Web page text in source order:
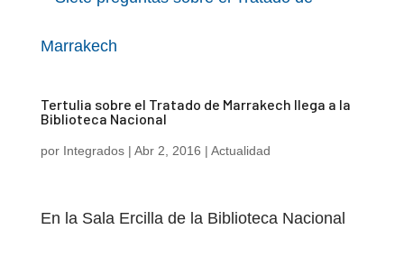
Tertulia sobre el Tratado de Marrakech llega a la
Biblioteca Nacional
por Integrados| Abr 2, 2016 | Actualidad
En la Sala Ercilla de la Biblioteca Nacional